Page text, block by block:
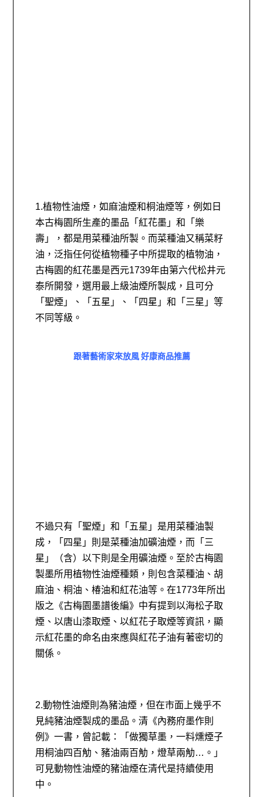
1.植物性油煙，如麻油煙和桐油煙等，例如日
本古梅園所生產的墨品「紅花墨」和「樂
壽」，都是用菜種油所製。而菜種油又稱菜籽
油，泛指任何從植物種子中所提取的植物油，
古梅園的紅花墨是西元1739年由第六代松井元
泰所開發，選用最上級油煙所製成，且可分
「聖煙」、「五星」、「四星」和「三星」等
不同等級。
跟著藝術家來放風 好康商品推薦
不過只有「聖煙」和「五星」是用菜種油製
成，「四星」則是菜種油加礦油煙，而「三
星」（含）以下則是全用礦油煙。至於古梅園
製墨所用植物性油煙種類，則包含菜種油、胡
麻油、桐油、椿油和紅花油等。在1773年所出
版之《古梅園墨譜後編》中有提到以海松子取
煙、以唐山漆取煙、以紅花子取煙等資訊，顯
示紅花墨的命名由來應與紅花子油有著密切的
關係。
2.動物性油煙則為豬油煙，但在市面上幾乎不
見純豬油煙製成的墨品。清《內務府墨作則
例》一書，曾記載：「做獨草墨，一料燻煙子
用桐油四百觔、豬油兩百觔，燈草兩觔…。」
可見動物性油煙的豬油煙在清代是持續使用
中。